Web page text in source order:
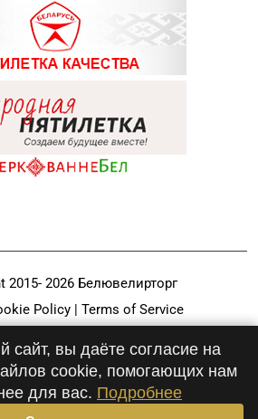
2015- 2026 Белювелирторг
Policy | Terms of Service
сайт, вы даёте согласие на
cookie, помогающих нам
для вас. Подробнее